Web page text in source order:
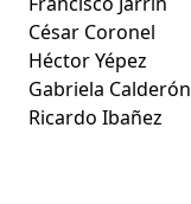
César Coronel
Héctor Yépez
Gabriela Calderón
Ricardo Ibañez